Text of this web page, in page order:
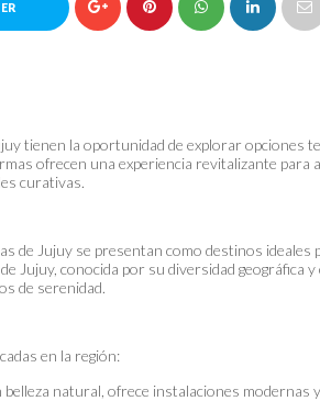
tienen la oportunidad de explorar opciones
ofrecen una experiencia revitalizante para
curativas.
de Jujuy se presentan como destinos ideales
Jujuy, conocida por su diversidad geográfica y
de serenidad.
en la región:
belleza natural, ofrece instalaciones modernas y